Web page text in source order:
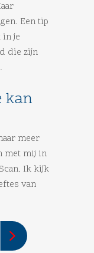
Een tip
in je
die zijn
kan
meer
met mij in
Ik kijk
van